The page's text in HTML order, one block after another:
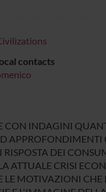
contacts
CON INDAGINI
APPROFONDIMENTI
RISPOSTA DEI
ATTUALE CRISI
LE MOTIVAZIONI